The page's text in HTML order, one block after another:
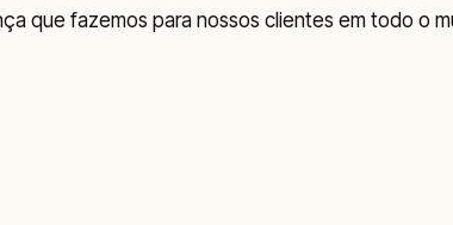
que fazemos para nossos clientes em todo o